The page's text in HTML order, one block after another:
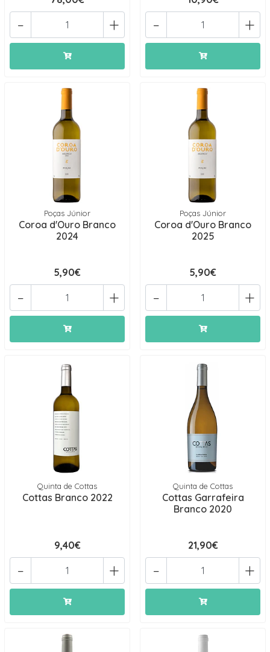
+
- +
-
Poças Júnior
Coroa d'Ouro Branco
2024
5,90€
+
-
Poças Júnior
Coroa d'Ouro Branco
2025
5,90€
+
-
Quinta de Cottas
Cottas Branco 2022
9,40€
+
-
Quinta de Cottas
Cottas Garrafeira
Branco 2020
21,90€
+
-